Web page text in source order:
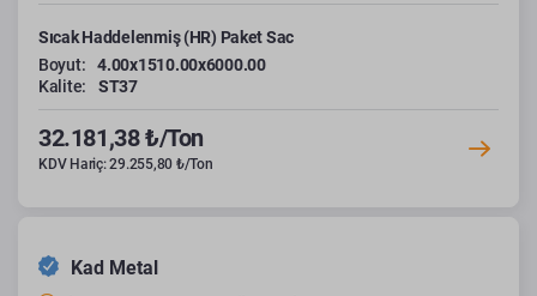
Sıcak Haddelenmiş (HR) Paket Sac
Boyut:
4.00x1510.00x6000.00
Kalite:
ST37
32.181,38 ₺/Ton
KDV Hariç: 29.255,80 ₺/Ton
Kad Metal